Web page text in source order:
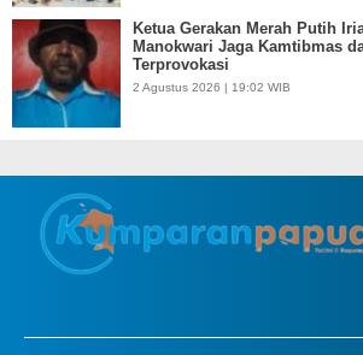
Ketua Gerakan Merah Putih
Manokwari Jaga Kamtibmas
Terprovokasi
2 Agustus 2026 | 19:02 WIB